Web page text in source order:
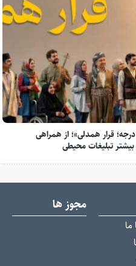
روایت شهروندان اصفهانی از پویش «۲۵ درجه؛ قرار همدلی»؛ از همراهی
بیشتر تبلیغات محیطی
مجوز ها